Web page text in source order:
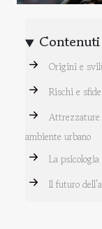
Contenuti
Origini e
Rischi e
Attrezzature
ambiente urbano
La
Il futuro